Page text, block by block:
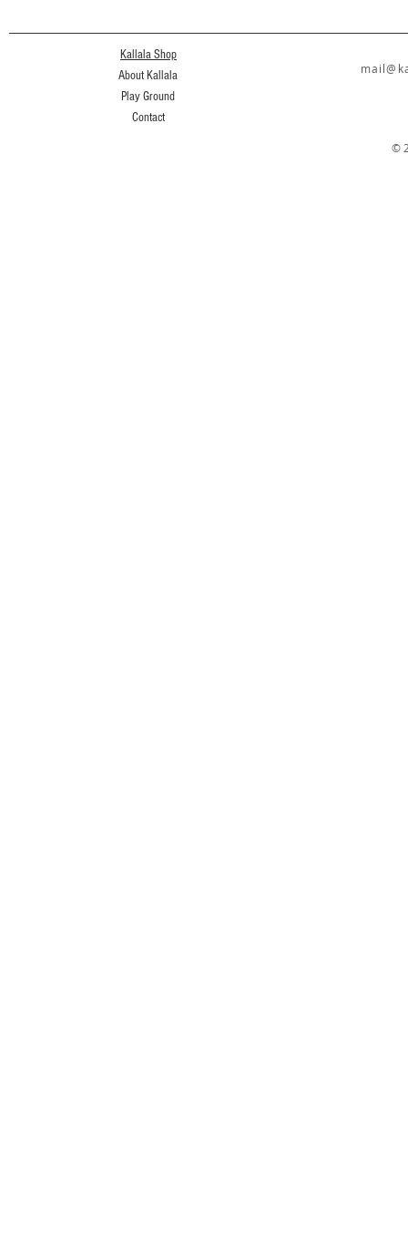
Kallala Shop
About Kallala
Play Ground
Contact
©